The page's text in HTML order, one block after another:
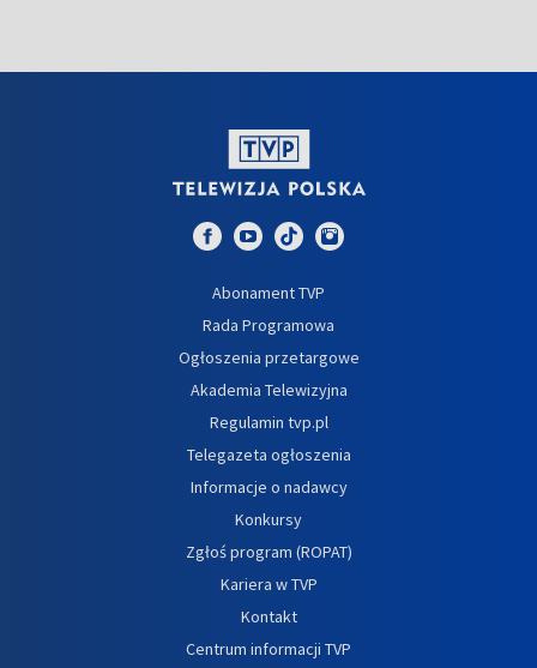
Abonament TVP
Rada Programowa
Ogłoszenia przetargowe
Akademia Telewizyjna
Regulamin tvp.pl
Telegazeta ogłoszenia
Informacje o nadawcy
Konkursy
Zgłoś program (ROPAT)
Kariera w TVP
Kontakt
Centrum informacji TVP